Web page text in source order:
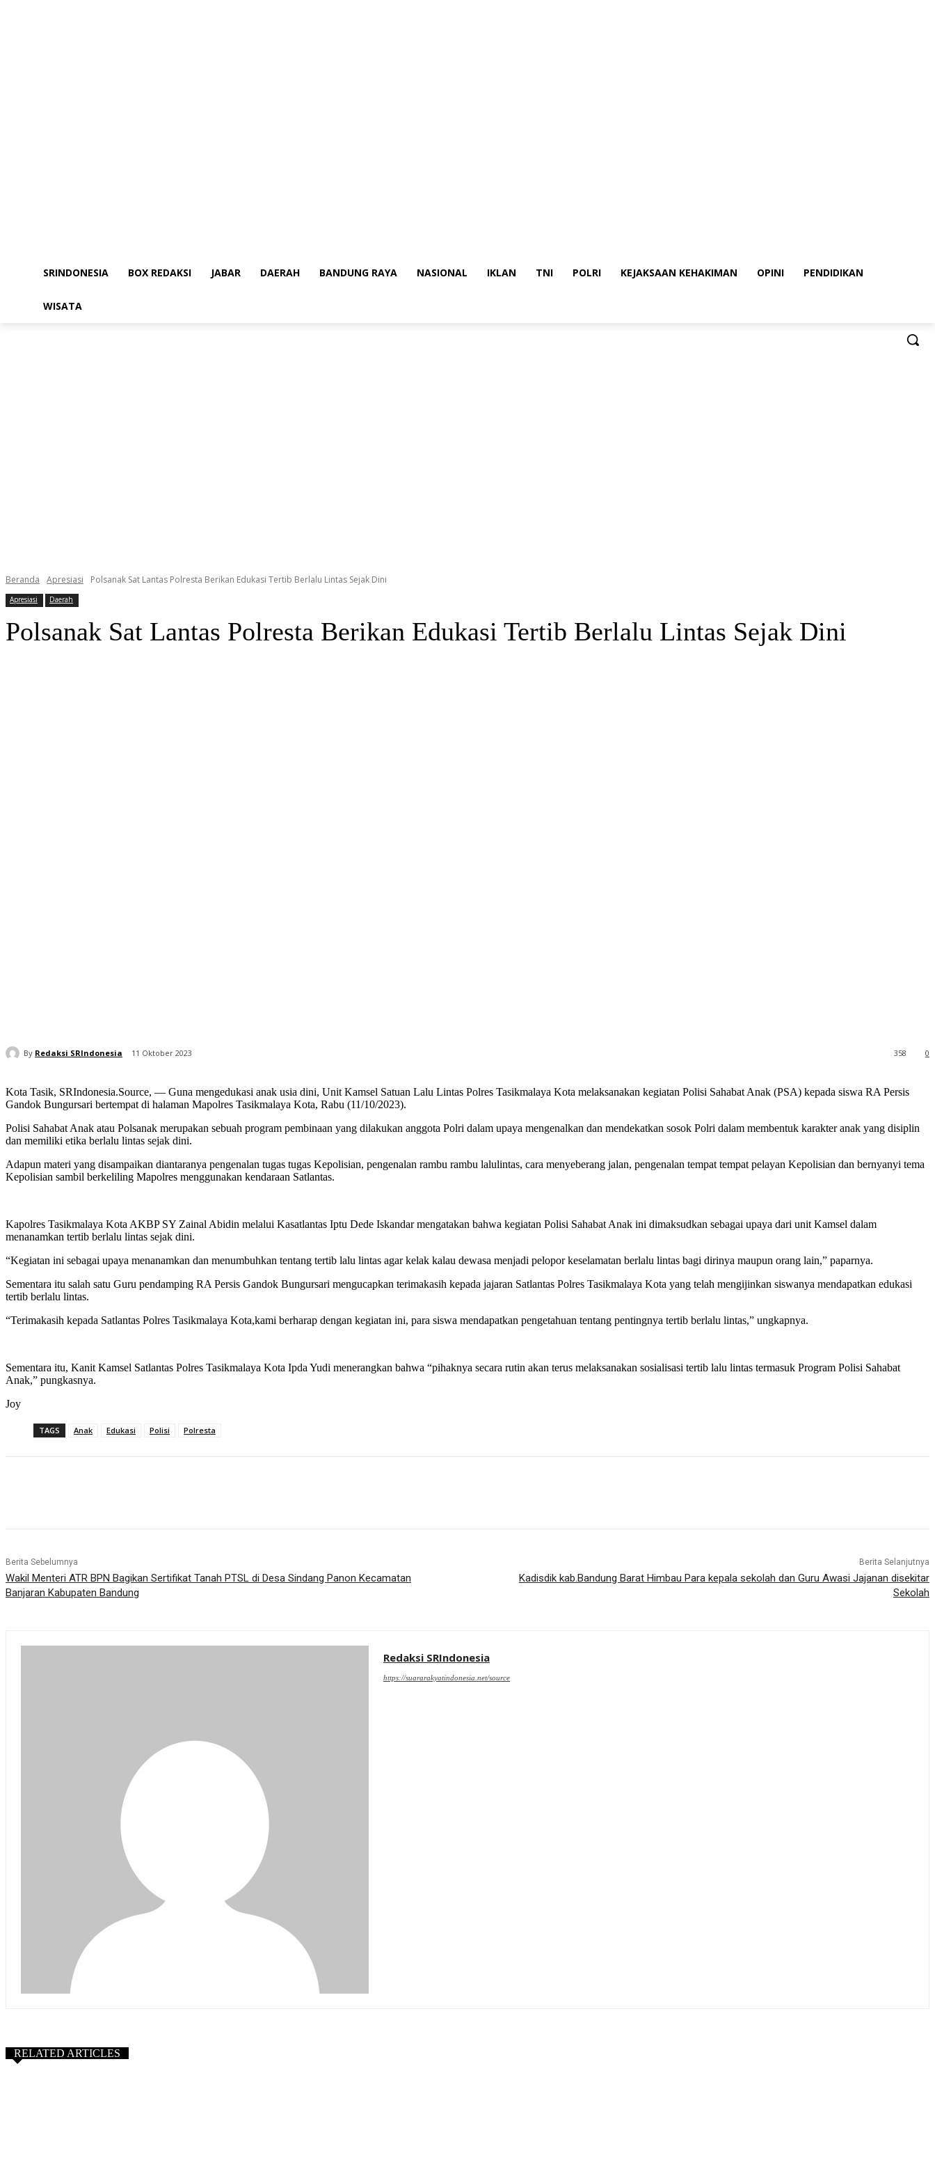
SRINDONESIA BOX REDAKSI JABAR DAERAH BANDUNG RAYA NASIONAL IKLAN TNI POLRI KEJAKSAAN KEHAKIMAN OPINI PENDIDIKAN
WISATA
Beranda Apresiasi Polsanak Sat Lantas Polresta Berikan Edukasi Tertib Berlalu Lintas Sejak Dini
Apresiasi Daerah
Polsanak Sat Lantas Polresta Berikan Edukasi Tertib Berlalu Lintas Sejak Dini
By Redaksi SRIndonesia 11 Oktober 2023 0
358
Kota Tasik, SRIndonesia.Source, — Guna mengedukasi anak usia dini, Unit Kamsel Satuan Lalu Lintas Polres Tasikmalaya Kota melaksanakan kegiatan Polisi Sahabat Anak (PSA) kepada siswa RA Persis
Gandok Bungursari bertempat di halaman Mapolres Tasikmalaya Kota, Rabu (11/10/2023).
Polisi Sahabat Anak atau Polsanak merupakan sebuah program pembinaan yang dilakukan anggota Polri dalam upaya mengenalkan dan mendekatkan sosok Polri dalam membentuk karakter anak yang disiplin
dan memiliki etika berlalu lintas sejak dini.
Adapun materi yang disampaikan diantaranya pengenalan tugas tugas Kepolisian, pengenalan rambu rambu lalulintas, cara menyeberang jalan, pengenalan tempat tempat pelayan Kepolisian dan bernyanyi tema
Kepolisian sambil berkeliling Mapolres menggunakan kendaraan Satlantas.
Kapolres Tasikmalaya Kota AKBP SY Zainal Abidin melalui Kasatlantas Iptu Dede Iskandar mengatakan bahwa kegiatan Polisi Sahabat Anak ini dimaksudkan sebagai upaya dari unit Kamsel dalam
menanamkan tertib berlalu lintas sejak dini.
“Kegiatan ini sebagai upaya menanamkan dan menumbuhkan tentang tertib lalu lintas agar kelak kalau dewasa menjadi pelopor keselamatan berlalu lintas bagi dirinya maupun orang lain,” paparnya.
Sementara itu salah satu Guru pendamping RA Persis Gandok Bungursari mengucapkan terimakasih kepada jajaran Satlantas Polres Tasikmalaya Kota yang telah mengijinkan siswanya mendapatkan edukasi
tertib berlalu lintas.
“Terimakasih kepada Satlantas Polres Tasikmalaya Kota,kami berharap dengan kegiatan ini, para siswa mendapatkan pengetahuan tentang pentingnya tertib berlalu lintas,” ungkapnya.
Sementara itu, Kanit Kamsel Satlantas Polres Tasikmalaya Kota Ipda Yudi menerangkan bahwa “pihaknya secara rutin akan terus melaksanakan sosialisasi tertib lalu lintas termasuk Program Polisi Sahabat
Anak,” pungkasnya.
Joy
TAGS Anak Edukasi Polisi Polresta
Berita Sebelumnya
Wakil Menteri ATR BPN Bagikan Sertifikat Tanah PTSL di Desa Sindang Panon Kecamatan
Banjaran Kabupaten Bandung
Berita Selanjutnya
Kadisdik kab.Bandung Barat Himbau Para kepala sekolah dan Guru Awasi Jajanan disekitar
Sekolah
Redaksi SRIndonesia
https://suararakyatindonesia.net/source
RELATED ARTICLES